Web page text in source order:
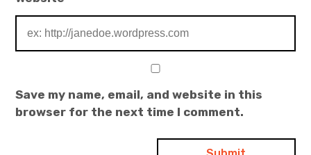
Save my name, email, and website in this
browser for the next time I comment.